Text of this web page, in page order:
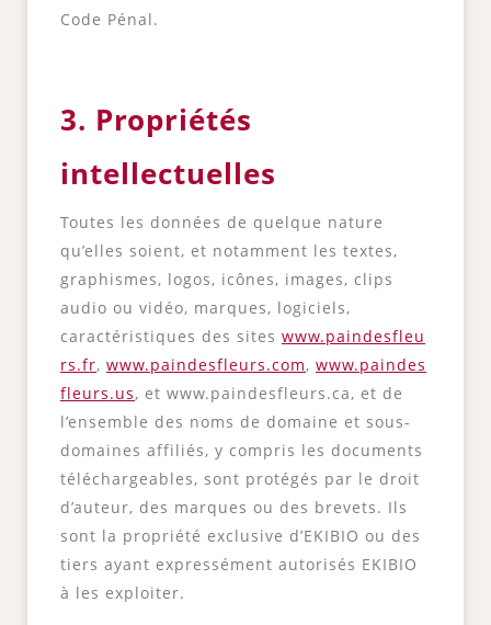
Code Pénal.
3. Propriétés
intellectuelles
Toutes les données de quelque nature
qu’elles soient, et notamment les textes,
graphismes, logos, icônes, images, clips
audio ou vidéo, marques, logiciels,
caractéristiques des sites www.paindesfleu
rs.fr, www.paindesfleurs.com, www.paindes
fleurs.us, et www.paindesfleurs.ca, et de
l’ensemble des noms de domaine et sous-
domaines affiliés, y compris les documents
téléchargeables, sont protégés par le droit
d’auteur, des marques ou des brevets. Ils
sont la propriété exclusive d’EKIBIO ou des
tiers ayant expressément autorisés EKIBIO
à les exploiter.